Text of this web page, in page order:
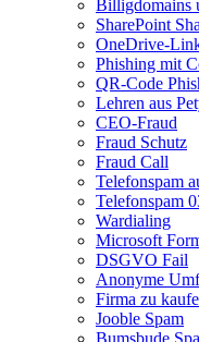
Billigdomains
SharePoint
OneDrive-
Phishing mit
QR-Code
Lehren aus
CEO-Fraud
Fraud Schutz
Fraud Call
Telefonspam
Telefonspam
Wardialing
Microsoft
DSGVO Fail
Anonyme
Firma zu
Jooble Spam